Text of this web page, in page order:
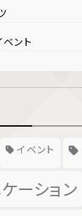
ント
イベント
ーション